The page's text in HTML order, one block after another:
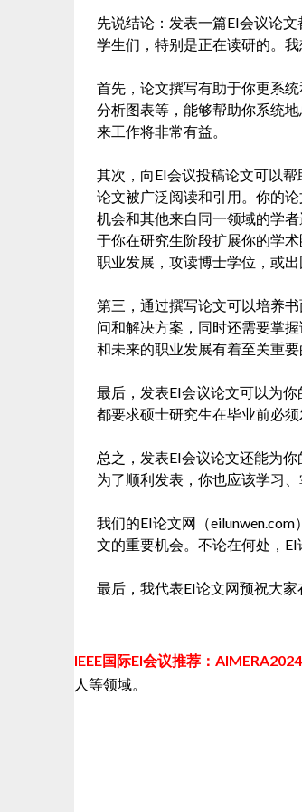
先说结论：发表一篇EI会议论
学生们，特别是正在读研的。我
首先，论文撰写有助于你更系
分析图表等，能够帮助你系统
来工作将非常有益。
其次，向EI会议投稿论文可以
论文被广泛阅读和引用。你的
机会和其他来自同一领域的学
于你在研究生阶段扩展你的学
职业发展，攻读博士学位，或出
第三，通过撰写论文可以培养
问和解决方案，同时还需要掌
和未来的职业发展有着至关重要
最后，发表EI会议论文可以为
都要求硕士研究生在毕业前必
总之，发表EI会议论文还能为
为了顺利发表，你也应该学习
我们的EI论文网（
文的重要机会。不论在何处，EI
最后，我代表EI论文网预祝大家
IEEE国际EI会议推荐：AIMERA2024
人等领域。